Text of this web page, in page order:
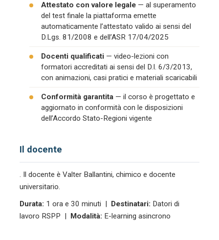
Attestato con valore legale — al superamento
del test finale la piattaforma emette
automaticamente l’attestato valido ai sensi del
D.Lgs. 81/2008 e dell’ASR 17/04/2025
Docenti qualificati — video-lezioni con
formatori accreditati ai sensi del D.I. 6/3/2013,
con animazioni, casi pratici e materiali scaricabili
Conformità garantita — il corso è progettato e
aggiornato in conformità con le disposizioni
dell’Accordo Stato-Regioni vigente
Il docente
. Il docente è Valter Ballantini, chimico e docente
universitario.
Durata: 1 ora e 30 minuti | Destinatari: Datori di
lavoro RSPP | Modalità: E-learning asincrono